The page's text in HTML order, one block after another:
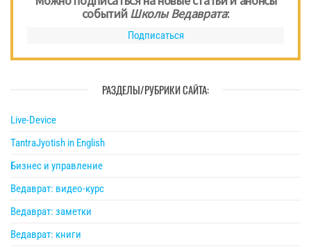
событийШколы Ведаврата:
Подписаться
РАЗДЕЛЫ/РУБРИКИ САЙТА:
Live-Device
TantraJyotish in English
Бизнес и управление
Ведаврат: видео-курс
Ведаврат: заметки
Ведаврат: книги